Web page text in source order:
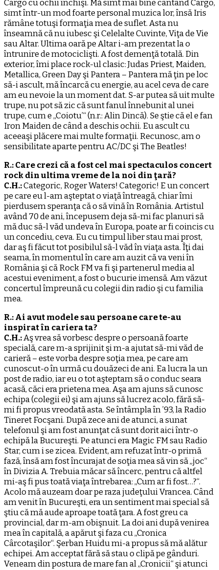
Cargo cu ochii închişi. Mă simt mai bine cântând Cargo,
simt într-un mod foarte personal muzica lor, însă Iris
rămâne totuşi formaţia mea de suflet. Asta nu
înseamnă că nu iubesc şi Celelalte Cuvinte, Viţa de Vie
sau Altar. Ultima oară pe Altar i-am prezentat la o
întrunire de motociclişti. A fost demenţă totală. Din
exterior, îmi place rock-ul clasic: Judas Priest, Maiden,
Metallica, Green Day şi Pantera – Pantera mă ţin pe loc
să-i ascult, mă încarcă cu energie, au acel ceva de care
am eu nevoie la un moment dat. S-ar putea să uit multe
trupe, nu pot să zic că sunt fanul înnebunit al unei
trupe, cum e „Coiotu’“ (n.r.: Alin Dincă). Se ştie că el e fan
Iron Maiden de când a deschis ochii. Eu ascult cu
aceeaşi plăcere mai multe formaţii. Recunosc, am o
sensibilitate aparte pentru AC/DC şi The Beatles!
R.: Care crezi că a fost cel mai spectaculos concert
rock din ultima vreme de la noi din ţară?
C.H.:Categoric, Roger Waters! Categoric! E un concert
pe care eu l-am aşteptat o viaţă întreagă, chiar îmi
pierdusem speranţa că o să vină în România. Artistul
având 70 de ani, începusem deja să-mi fac planuri să
mă duc să-l văd undeva în Europa, poate ar fi coincis cu
un concediu, ceva. Eu cu timpul liber stau mai prost,
dar aş fi făcut tot posibilul să-l văd în viaţa asta. Îţi dai
seama, în momentul în care am auzit că va veni în
România şi că Rock FM va fi şi partenerul media al
acestui eveniment, a fost o bucurie imensă. Am văzut
concertul împreună cu colegii din radio şi cu familia
mea.
R.: Ai avut modele sau persoane care te-au
inspirat în cariera ta?
C.H.:Aş vrea să vorbesc despre o persoană foarte
specială, care m-a sprijinit şi m-a ajutat să-mi văd de
carieră – este vorba despre soţia mea, pe care am
cunoscut-o în urmă cu douăzeci de ani. Ea lucra la un
post de radio, iar eu o tot aşteptam să o conduc seara
acasă, căci era prietena mea. Aşa am ajuns să cunosc
echipa (colegii ei) şi am ajuns să lucrez acolo, fără să-
mi fi propus vreodată asta. Se întâmpla în ’93, la Radio
Tineret Focşani. După zece ani de atunci, a sunat
telefonul şi am fost anunţat că sunt dorit aici într-o
echipă la Bucureşti. Pe atunci era Magic FM sau Radio
Star, cum i se zicea. Evident, am refuzat într-o primă
fază, însă am fost încurajat de soţia mea să vin să „joc“
în Divizia A. Trebuia măcar să încerc, pentru că altfel
mi-aş fi pus toată viaţa întrebarea: „Cum ar fi fost…?“.
Acolo mă auzeam doar pe raza judeţului Vrancea. Când
am venit în Bucureşti, era un sentiment mai special să
ştiu că mă aude aproape toată ţara. A fost greu ca
provincial, dar m-am obişnuit. La doi ani după venirea
mea în capitală, a apărut şi faza cu „Cronica
Cârcotaşilor“. Şerban Huidu mi-a propus să mă alătur
echipei. Am acceptat fără să stau o clipă pe gânduri.
Veneam din postura de mare fan al „Cronicii“ şi atunci